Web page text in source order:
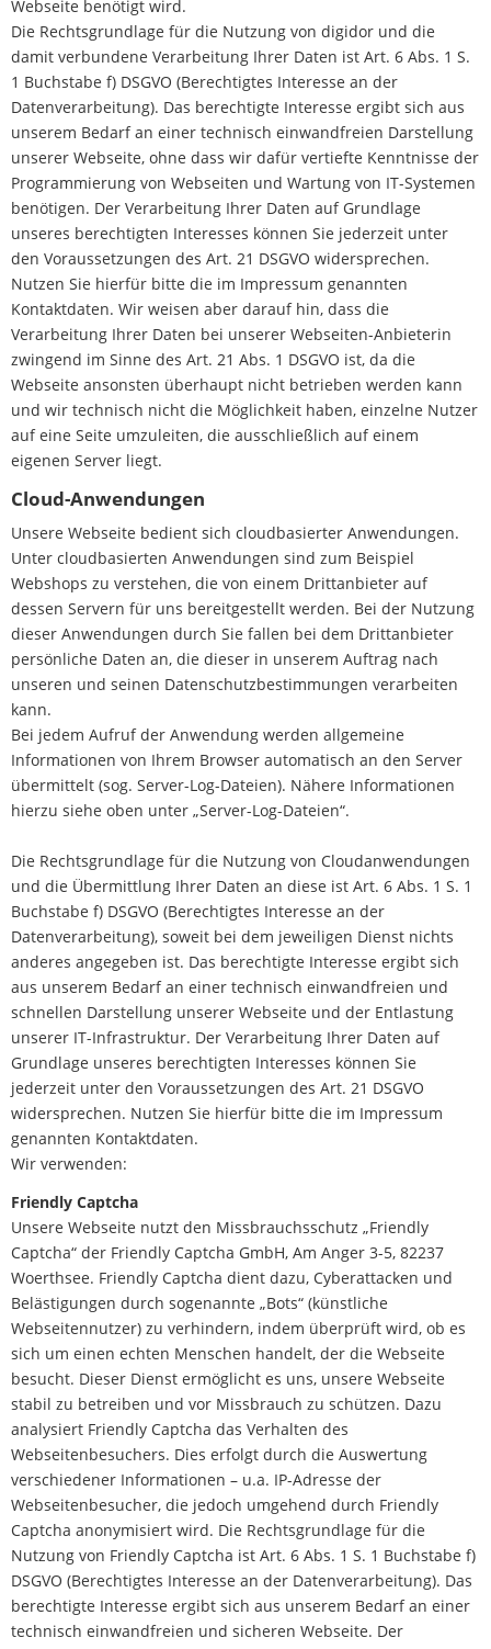
Webseite benötigt wird.
Die Rechtsgrundlage für die Nutzung von digidor und die
damit verbundene Verarbeitung Ihrer Daten ist Art. 6 Abs. 1 S.
1 Buchstabe f) DSGVO (Berechtigtes Interesse an der
Datenverarbeitung). Das berechtigte Interesse ergibt sich aus
unserem Bedarf an einer technisch einwandfreien Darstellung
unserer Webseite, ohne dass wir dafür vertiefte Kenntnisse der
Programmierung von Webseiten und Wartung von IT-Systemen
benötigen. Der Verarbeitung Ihrer Daten auf Grundlage
unseres berechtigten Interesses können Sie jederzeit unter
den Voraussetzungen des Art. 21 DSGVO widersprechen.
Nutzen Sie hierfür bitte die im Impressum genannten
Kontaktdaten. Wir weisen aber darauf hin, dass die
Verarbeitung Ihrer Daten bei unserer Webseiten-Anbieterin
zwingend im Sinne des Art. 21 Abs. 1 DSGVO ist, da die
Webseite ansonsten überhaupt nicht betrieben werden kann
und wir technisch nicht die Möglichkeit haben, einzelne Nutzer
auf eine Seite umzuleiten, die ausschließlich auf einem
eigenen Server liegt.
Cloud-Anwendungen
Unsere Webseite bedient sich cloudbasierter Anwendungen.
Unter cloudbasierten Anwendungen sind zum Beispiel
Webshops zu verstehen, die von einem Drittanbieter auf
dessen Servern für uns bereitgestellt werden. Bei der Nutzung
dieser Anwendungen durch Sie fallen bei dem Drittanbieter
persönliche Daten an, die dieser in unserem Auftrag nach
unseren und seinen Datenschutzbestimmungen verarbeiten
kann.
Bei jedem Aufruf der Anwendung werden allgemeine
Informationen von Ihrem Browser automatisch an den Server
übermittelt (sog. Server-Log-Dateien). Nähere Informationen
hierzu siehe oben unter „Server-Log-Dateien“.
Die Rechtsgrundlage für die Nutzung von Cloudanwendungen
und die Übermittlung Ihrer Daten an diese ist Art. 6 Abs. 1 S. 1
Buchstabe f) DSGVO (Berechtigtes Interesse an der
Datenverarbeitung), soweit bei dem jeweiligen Dienst nichts
anderes angegeben ist. Das berechtigte Interesse ergibt sich
aus unserem Bedarf an einer technisch einwandfreien und
schnellen Darstellung unserer Webseite und der Entlastung
unserer IT-Infrastruktur. Der Verarbeitung Ihrer Daten auf
Grundlage unseres berechtigten Interesses können Sie
jederzeit unter den Voraussetzungen des Art. 21 DSGVO
widersprechen. Nutzen Sie hierfür bitte die im Impressum
genannten Kontaktdaten.
Wir verwenden:
Friendly Captcha
Unsere Webseite nutzt den Missbrauchsschutz „Friendly
Captcha“ der Friendly Captcha GmbH, Am Anger 3-5, 82237
Woerthsee. Friendly Captcha dient dazu, Cyberattacken und
Belästigungen durch sogenannte „Bots“ (künstliche
Webseitennutzer) zu verhindern, indem überprüft wird, ob es
sich um einen echten Menschen handelt, der die Webseite
besucht. Dieser Dienst ermöglicht es uns, unsere Webseite
stabil zu betreiben und vor Missbrauch zu schützen. Dazu
analysiert Friendly Captcha das Verhalten des
Webseitenbesuchers. Dies erfolgt durch die Auswertung
verschiedener Informationen – u.a. IP-Adresse der
Webseitenbesucher, die jedoch umgehend durch Friendly
Captcha anonymisiert wird. Die Rechtsgrundlage für die
Nutzung von Friendly Captcha ist Art. 6 Abs. 1 S. 1 Buchstabe f)
DSGVO (Berechtigtes Interesse an der Datenverarbeitung). Das
berechtigte Interesse ergibt sich aus unserem Bedarf an einer
technisch einwandfreien und sicheren Webseite. Der